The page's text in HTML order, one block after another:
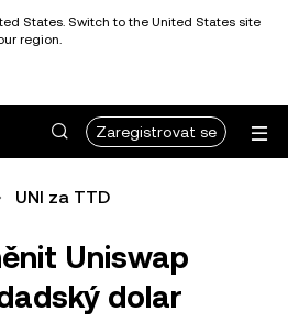
States. Switch to the United States site
region.
Zaregistrovat se
UNI za TTD
Uniswap
dolar